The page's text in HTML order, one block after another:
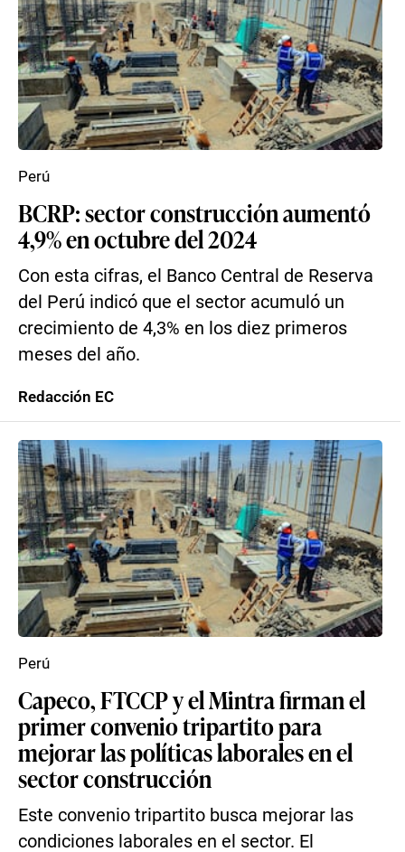
BCRP: sector construcción aumentó
4,9% en octubre del 2024
Con esta cifras, el Banco Central de Reserva
del Perú indicó que el sector acumuló un
crecimiento de 4,3% en los diez primeros
meses del año.
Perú
Redacción EC
Capeco, FTCCP y el Mintra firman el
primer convenio tripartito para
mejorar las políticas laborales en el
sector construcción
Este convenio tripartito busca mejorar las
condiciones laborales en el sector. El
Perú